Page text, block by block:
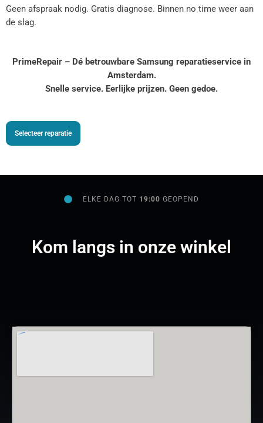
Geen afspraak nodig. Gratis diagnose. Binnen no time weer aan
de slag.
PrimeRepair – Dé betrouwbare Samsung reparatieservice in
Amsterdam.
Snelle service. Eerlijke prijzen. Geen gedoe.
Selecteer reparatie
ELKE DAG TOT 19:00GEOPEND
Kom langs in onze winkel